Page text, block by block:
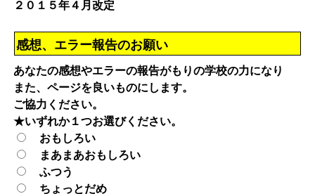
２０１５年４月改定
感想、エラー報告のお願い
あなたの感想やエラーの報告がもりの学校の力になり
また、ページを良いものにします。
ご協力ください。
★いずれか１つお選びください。
おもしろい
まあまあおもしろい
ふつう
ちょっとだめ